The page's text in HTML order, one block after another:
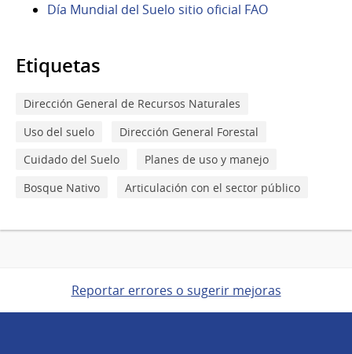
Día Mundial del Suelo sitio oficial FAO
Etiquetas
Dirección General de Recursos Naturales
Uso del suelo
Dirección General Forestal
Cuidado del Suelo
Planes de uso y manejo
Bosque Nativo
Articulación con el sector público
Reportar errores o sugerir mejoras